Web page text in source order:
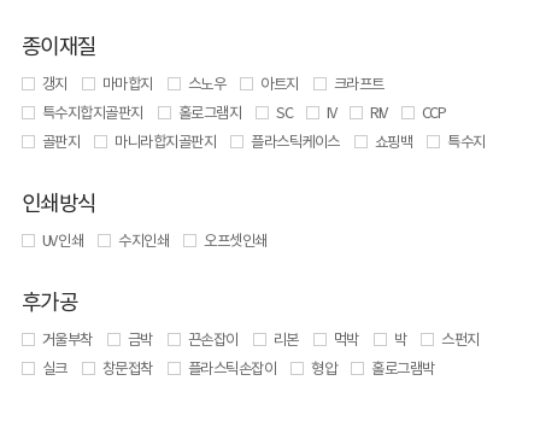
종이재질
갱지 마마합지 스노우 아트지
크라프트
특수지합지골판지
홀로그램지 SC IV RIV
CCP
골판지
마니라합지골판지 플라스틱케이스 쇼핑백 특수지
인쇄방식
UV 인쇄 수지인쇄 오프셋인쇄
후가공
거울부착 금박 끈손잡이 리본 먹박 박
스펀지
실크
창문접착 플라스틱손잡이 형압 홀로그램박